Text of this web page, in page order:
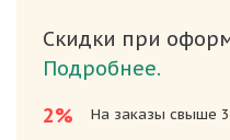
Скидки при
Подробнее.
2%
На заказы свыше